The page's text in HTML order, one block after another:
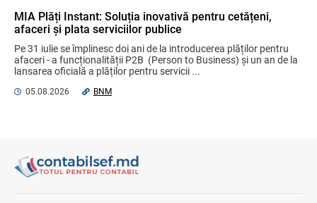
Proiectul de lege referitor la contractele
de credit pentru bunuri imobile
rezidențiale, consultat cu părțile
04.08.2026
administrării fiscale pentru aderarea la
UE
MIA Plăți Instant: Soluția inovativă pentru cetățeni,
afaceri și plata serviciilor publice
Pe 31 iulie se împlinesc doi ani de la introducerea plăților pentru
afaceri - a funcționalității P2B  (Person to Business) și un an de la
lansarea oficială a plăților pentru servicii ...
05.08.2026 BNM